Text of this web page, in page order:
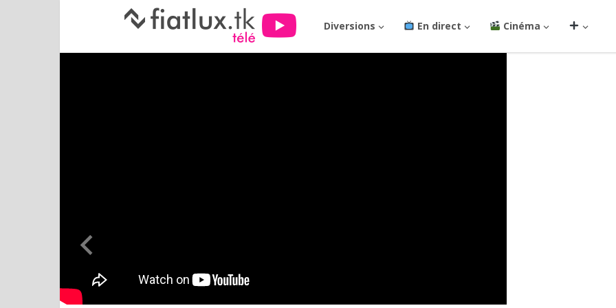
Diversions En direct Cinéma